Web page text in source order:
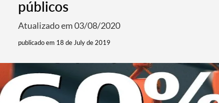
públicos
Atualizado em 03/08/2020
publicado em 18 de July de 2019